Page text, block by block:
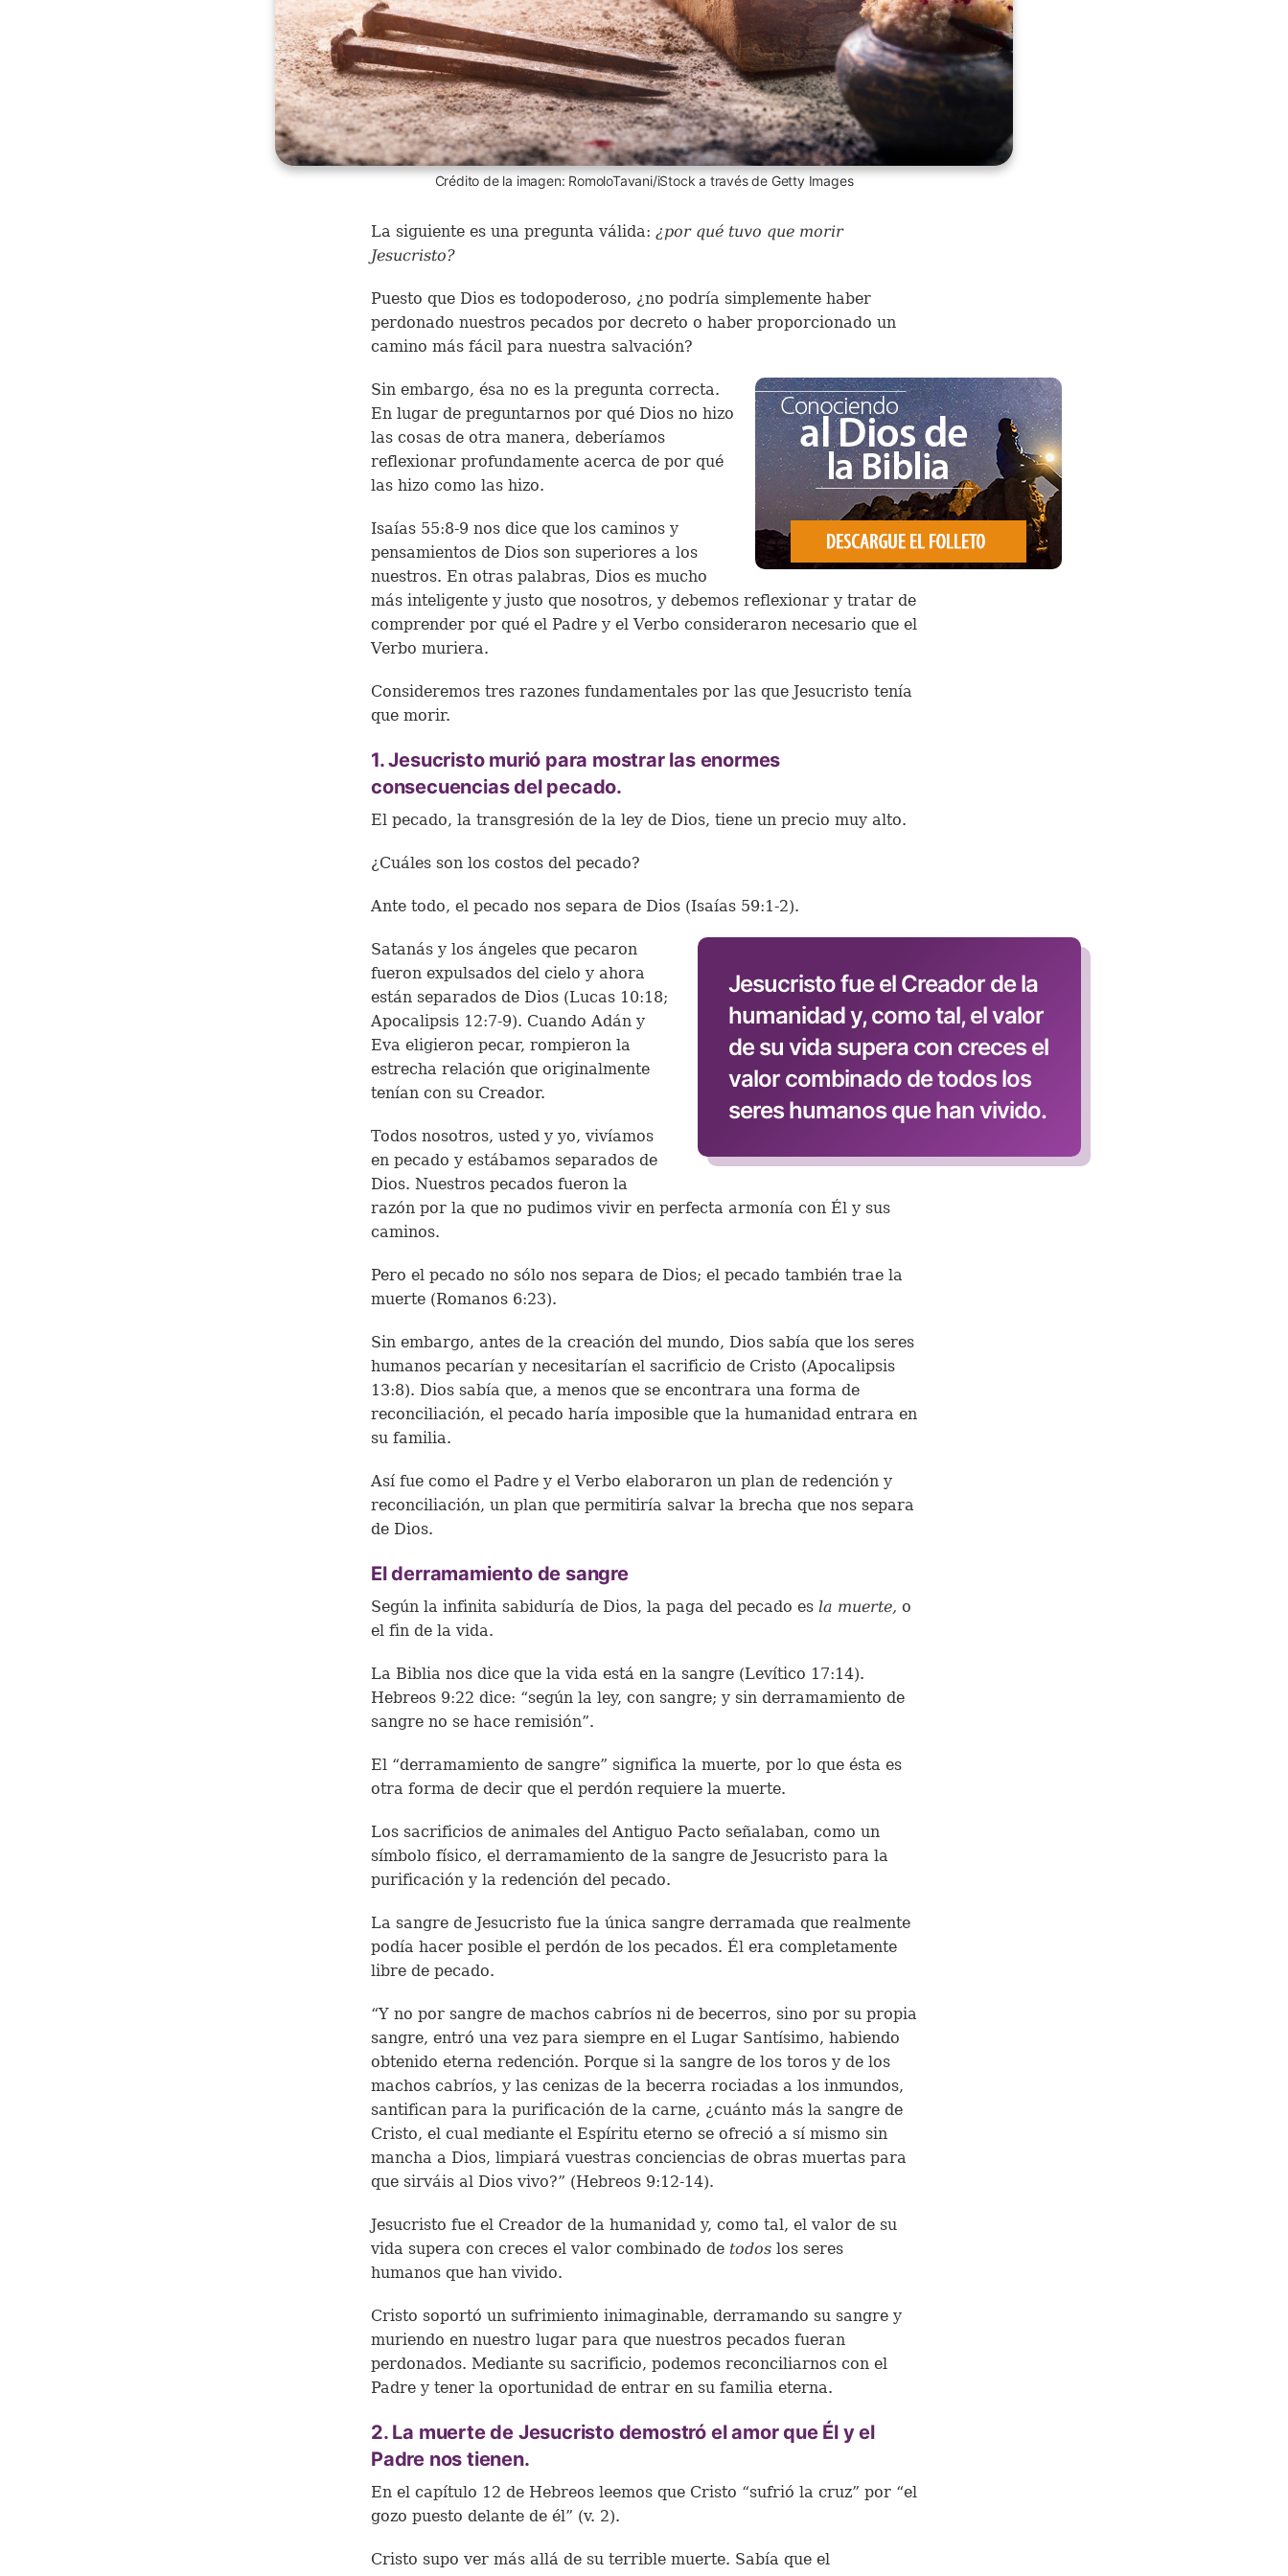
Crédito de la imagen: RomoloTavani/iStock a través de Getty Images
La siguiente es una pregunta válida: ¿por qué tuvo que morir
Jesucristo?
Puesto que Dios es todopoderoso, ¿no podría simplemente haber
perdonado nuestros pecados por decreto o haber proporcionado un
camino más fácil para nuestra salvación?
Sin embargo, ésa no es la pregunta correcta.
En lugar de preguntarnos por qué Dios no hizo
las cosas de otra manera, deberíamos
reflexionar profundamente acerca de por qué
las hizo como las hizo.
Isaías 55:8-9 nos dice que los caminos y
pensamientos de Dios son superiores a los
nuestros. En otras palabras, Dios es mucho
más inteligente y justo que nosotros, y debemos reflexionar y tratar de
comprender por qué el Padre y el Verbo consideraron necesario que el
Verbo muriera.
Consideremos tres razones fundamentales por las que Jesucristo tenía
que morir.
1. Jesucristo murió para mostrar las enormes
consecuencias del pecado.
El pecado, la transgresión de la ley de Dios, tiene un precio muy alto.
¿Cuáles son los costos del pecado?
Ante todo, el pecado nos separa de Dios (Isaías 59:1-2).
Jesucristo fue el Creador de la
humanidad y, como tal, el valor
de su vida supera con creces el
valor combinado de todos los
seres humanos que han vivido.
Satanás y los ángeles que pecaron
fueron expulsados del cielo y ahora
están separados de Dios (Lucas 10:18;
Apocalipsis 12:7-9). Cuando Adán y
Eva eligieron pecar, rompieron la
estrecha relación que originalmente
tenían con su Creador.
Todos nosotros, usted y yo, vivíamos
en pecado y estábamos separados de
Dios. Nuestros pecados fueron la
razón por la que no pudimos vivir en perfecta armonía con Él y sus
caminos.
Pero el pecado no sólo nos separa de Dios; el pecado también trae la
muerte (Romanos 6:23).
Sin embargo, antes de la creación del mundo, Dios sabía que los seres
humanos pecarían y necesitarían el sacrificio de Cristo (Apocalipsis
13:8). Dios sabía que, a menos que se encontrara una forma de
reconciliación, el pecado haría imposible que la humanidad entrara en
su familia.
Así fue como el Padre y el Verbo elaboraron un plan de redención y
reconciliación, un plan que permitiría salvar la brecha que nos separa
de Dios.
El derramamiento de sangre
Según la infinita sabiduría de Dios, la paga del pecado es la muerte, o
el fin de la vida.
La Biblia nos dice que la vida está en la sangre (Levítico 17:14).
Hebreos 9:22 dice: “según la ley, con sangre; y sin derramamiento de
sangre no se hace remisión”.
El “derramamiento de sangre” significa la muerte, por lo que ésta es
otra forma de decir que el perdón requiere la muerte.
Los sacrificios de animales del Antiguo Pacto señalaban, como un
símbolo físico, el derramamiento de la sangre de Jesucristo para la
purificación y la redención del pecado.
La sangre de Jesucristo fue la única sangre derramada que realmente
podía hacer posible el perdón de los pecados. Él era completamente
libre de pecado.
“Y no por sangre de machos cabríos ni de becerros, sino por su propia
sangre, entró una vez para siempre en el Lugar Santísimo, habiendo
obtenido eterna redención. Porque si la sangre de los toros y de los
machos cabríos, y las cenizas de la becerra rociadas a los inmundos,
santifican para la purificación de la carne, ¿cuánto más la sangre de
Cristo, el cual mediante el Espíritu eterno se ofreció a sí mismo sin
mancha a Dios, limpiará vuestras conciencias de obras muertas para
que sirváis al Dios vivo?” (Hebreos 9:12-14).
Jesucristo fue el Creador de la humanidad y, como tal, el valor de su
vida supera con creces el valor combinado de todos los seres
humanos que han vivido.
Cristo soportó un sufrimiento inimaginable, derramando su sangre y
muriendo en nuestro lugar para que nuestros pecados fueran
perdonados. Mediante su sacrificio, podemos reconciliarnos con el
Padre y tener la oportunidad de entrar en su familia eterna.
2. La muerte de Jesucristo demostró el amor que Él y el
Padre nos tienen.
En el capítulo 12 de Hebreos leemos que Cristo “sufrió la cruz” por “el
gozo puesto delante de él” (v. 2).
Cristo supo ver más allá de su terrible muerte. Sabía que el